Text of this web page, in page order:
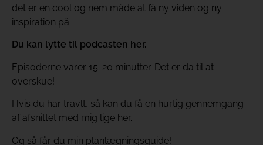
det er en cool og nem måde at få ny viden og ny
inspiration på.
Du kan lytte til podcasten her.
Episoderne varer 15-20 minutter. Det er da til at
overskue!
Hvis du har travlt, så kan du få en hurtig gennemgang
af afsnittet med mig lige her.
Og så får du min planlægningsguide!